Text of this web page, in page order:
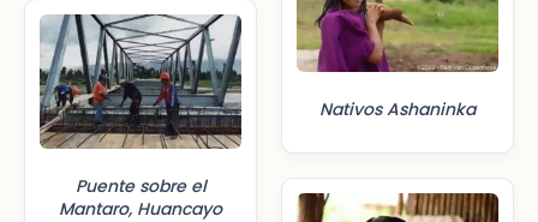
Puente sobre el
Mantaro, Huancayo
Nativos Ashaninka